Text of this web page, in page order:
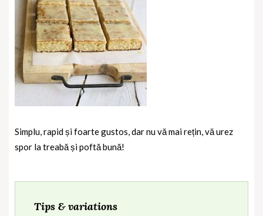
Simplu, rapid și foarte gustos, dar nu vă mai rețin, vă urez
spor la treabă și poftă bună!
Tips & variations